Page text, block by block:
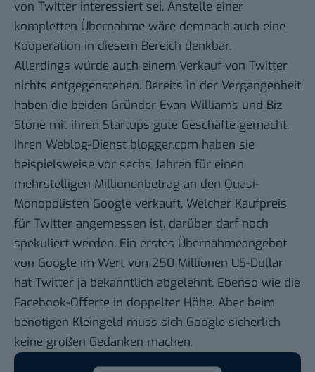
von Twitter interessiert sei. Anstelle einer
kompletten Übernahme wäre demnach auch eine
Kooperation in diesem Bereich denkbar.
Allerdings würde auch einem Verkauf von Twitter
nichts entgegenstehen. Bereits in der Vergangenheit
haben die beiden Gründer Evan Williams und Biz
Stone mit ihren Startups gute Geschäfte gemacht.
Ihren Weblog-Dienst blogger.com haben sie
beispielsweise vor sechs Jahren für einen
mehrstelligen Millionenbetrag an den Quasi-
Monopolisten Google verkauft. Welcher Kaufpreis
für Twitter angemessen ist, darüber darf noch
spekuliert werden. Ein erstes Übernahmeangebot
von Google im Wert von 250 Millionen US-Dollar
hat Twitter ja bekanntlich abgelehnt. Ebenso wie die
Facebook-Offerte in doppelter Höhe. Aber beim
benötigen Kleingeld muss sich Google sicherlich
keine großen Gedanken machen.